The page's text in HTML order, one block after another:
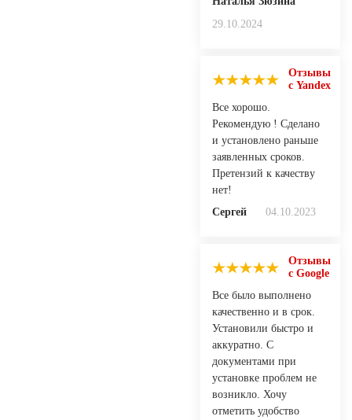
29.10.2024
Отзывы
с Yandex
Все хорошо.
Рекомендую ! Сделано
и установлено раньше
заявленных сроков.
Претензий к качеству
нет!
Сергей
04.10.2023
Отзывы
с Google
Все было выполнено
качественно и в срок.
Установили быстро и
аккуратно. С
документами при
установке проблем не
возникло. Хочу
отметить удобство